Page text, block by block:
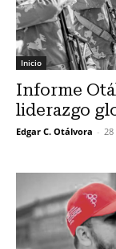
Inicio
Informe
liderazgo
Edgar C. Otálvora - 28